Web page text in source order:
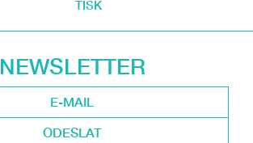
TISK
NEWSLETTER
ODESLAT